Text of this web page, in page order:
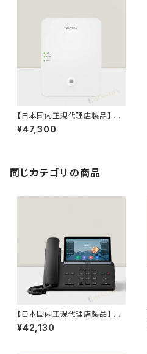
【日本国内正規代理店製品】 W
80DM DECTマネージャー Ye
alink デジタルコードレス IP電
¥47,300
同じカテゴリの商品
【日本国内正規代理店製品】 SI
P-T77U Yealink ギガビット IP
電話機 SIP電話機
¥42,130